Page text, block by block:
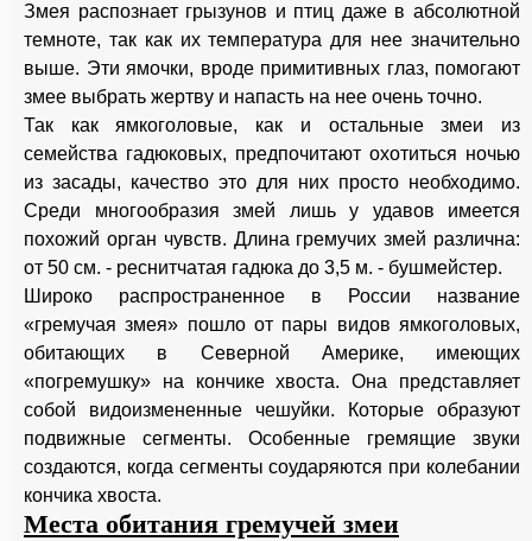
Змея распознает грызунов и птиц даже в абсолютной
темноте, так как их температура для нее значительно
выше. Эти ямочки, вроде примитивных глаз, помогают
змее выбрать жертву и напасть на нее очень точно.
Так как ямкоголовые, как и остальные змеи из
семейства гадюковых, предпочитают охотиться ночью
из засады, качество это для них просто необходимо.
Среди многообразия змей лишь у удавов имеется
похожий орган чувств. Длина гремучих змей различна:
от 50 см. - реснитчатая гадюка до 3,5 м. - бушмейстер.
Широко распространенное в России название
«гремучая змея» пошло от пары видов ямкоголовых,
обитающих в Северной Америке, имеющих
«погремушку» на кончике хвоста. Она представляет
собой видоизмененные чешуйки. Которые образуют
подвижные сегменты. Особенные гремящие звуки
создаются, когда сегменты соударяются при колебании
кончика хвоста.
Места обитания гремучей змеи